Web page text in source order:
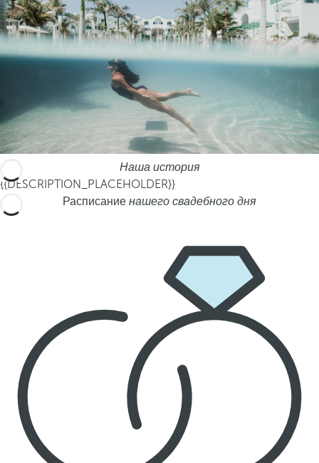
Наша история
{{DESCRIPTION_PLACEHOLDER}}
Расписание нашего свадебного дня